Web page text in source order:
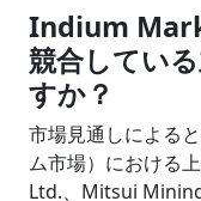
Indium
競合してい
すか？
市場見通しによる
ム市場）における
Ltd.、Mitsui